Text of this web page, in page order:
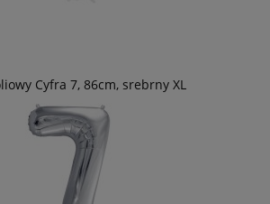
Cyfra 7, 86cm, srebrny XL